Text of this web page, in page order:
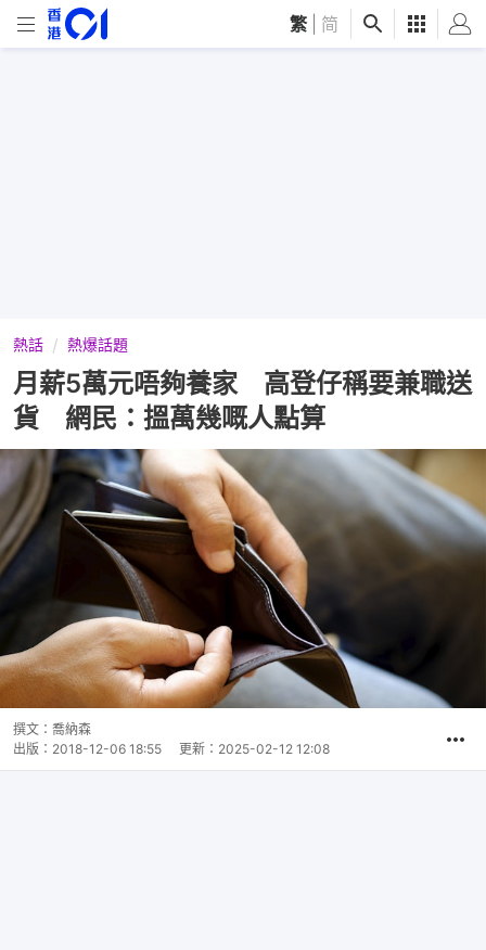
繁 简
熱話 熱爆話題
月薪5萬元唔夠養家 高登仔稱要兼職送
貨 網民：搵萬幾嘅人點算
撰文： 喬納森
出版： 2018-12-06 18:55 更新： 2025-02-12 12:08